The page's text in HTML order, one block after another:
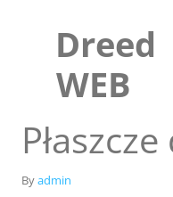
Dreed
WEB
Byadmin